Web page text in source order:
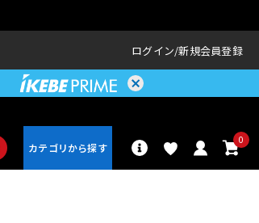
ログイン 新規会員登録
0